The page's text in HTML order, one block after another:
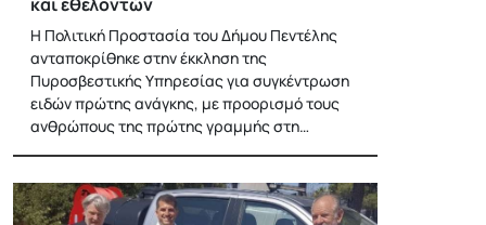
Η Πολιτική Προστασία του Δήμου Πεντέλης
ανταποκρίθηκε στην έκκληση της
Πυροσβεστικής Υπηρεσίας για συγκέντρωση
ειδών πρώτης ανάγκης, με προορισμό τους
ανθρώπους της πρώτης γραμμής στη…